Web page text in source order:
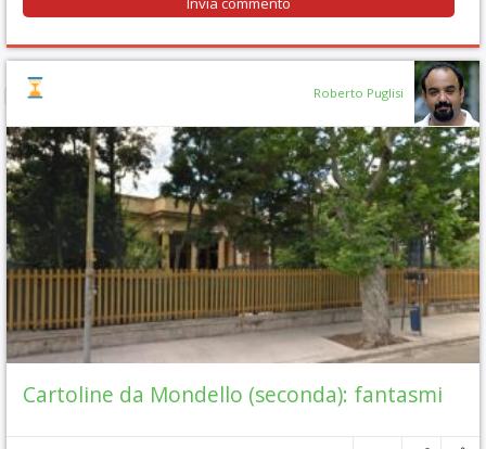
Roberto Puglisi
Cartoline da Mondello (seconda): fantasmi